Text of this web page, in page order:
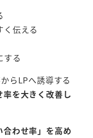
く伝える
する
らLPへ誘導する
率を大きく改善し
合わせ率」を高め